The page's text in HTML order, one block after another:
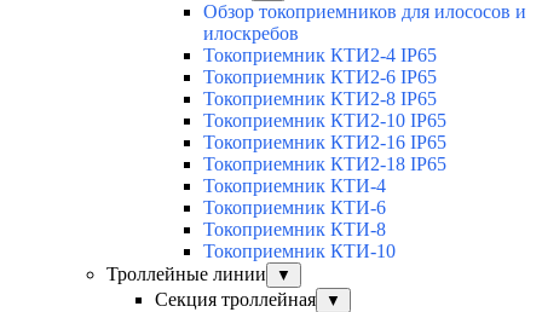
Обзор токоприемников для илососов и
илоскребов
Токоприемник КТИ2-4 IP65
Токоприемник КТИ2-6 IP65
Токоприемник КТИ2-8 IP65
Токоприемник КТИ2-10 IP65
Токоприемник КТИ2-16 IP65
Токоприемник КТИ2-18 IP65
Токоприемник КТИ-4
Токоприемник КТИ-6
Токоприемник КТИ-8
Токоприемник КТИ-10
Троллейные линии
▼
Секция троллейная ▼